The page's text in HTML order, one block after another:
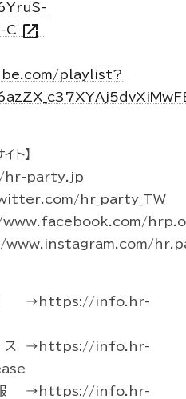
C open_in_new
playlist?
ト】
hr-party.jp
hr_party_TW
info.hr-
→https://info.hr-
info.hr-